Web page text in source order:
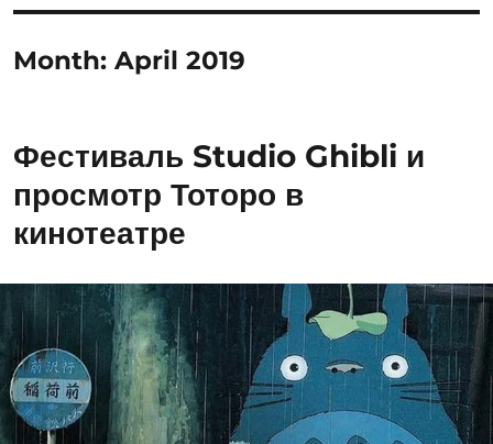
Month:April 2019
Фестиваль Studio Ghibli и
просмотр Тоторо в
кинотеатре